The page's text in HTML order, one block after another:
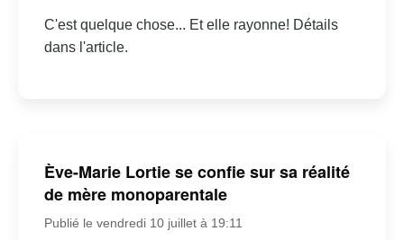
C'est quelque chose... Et elle rayonne! Détails
dans l'article.
Ève-Marie Lortie se confie sur sa réalité
de mère monoparentale
Publié le vendredi 10 juillet à 19:11